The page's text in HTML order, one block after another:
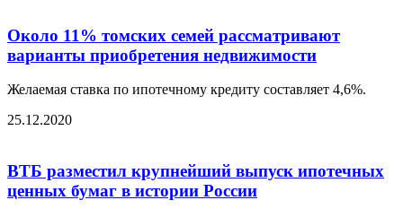
Около 11% томских семей рассматривают
варианты приобретения недвижимости
Желаемая ставка по ипотечному кредиту составляет 4,6%.
25.12.2020
ВТБ разместил крупнейший выпуск ипотечных
ценных бумаг в истории России